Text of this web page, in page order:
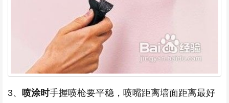
3、 喷涂时手握喷枪要平稳，喷嘴距离墙面距离最好